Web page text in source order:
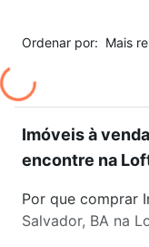
Ordenar por: Mais
Imóveis à
encontre na
Por que comprar
Salvador, BA na